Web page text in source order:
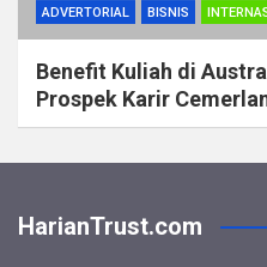
ADVERTORIAL BISNIS
Benefit Kuliah di
Prospek Karir
HarianTrust.com